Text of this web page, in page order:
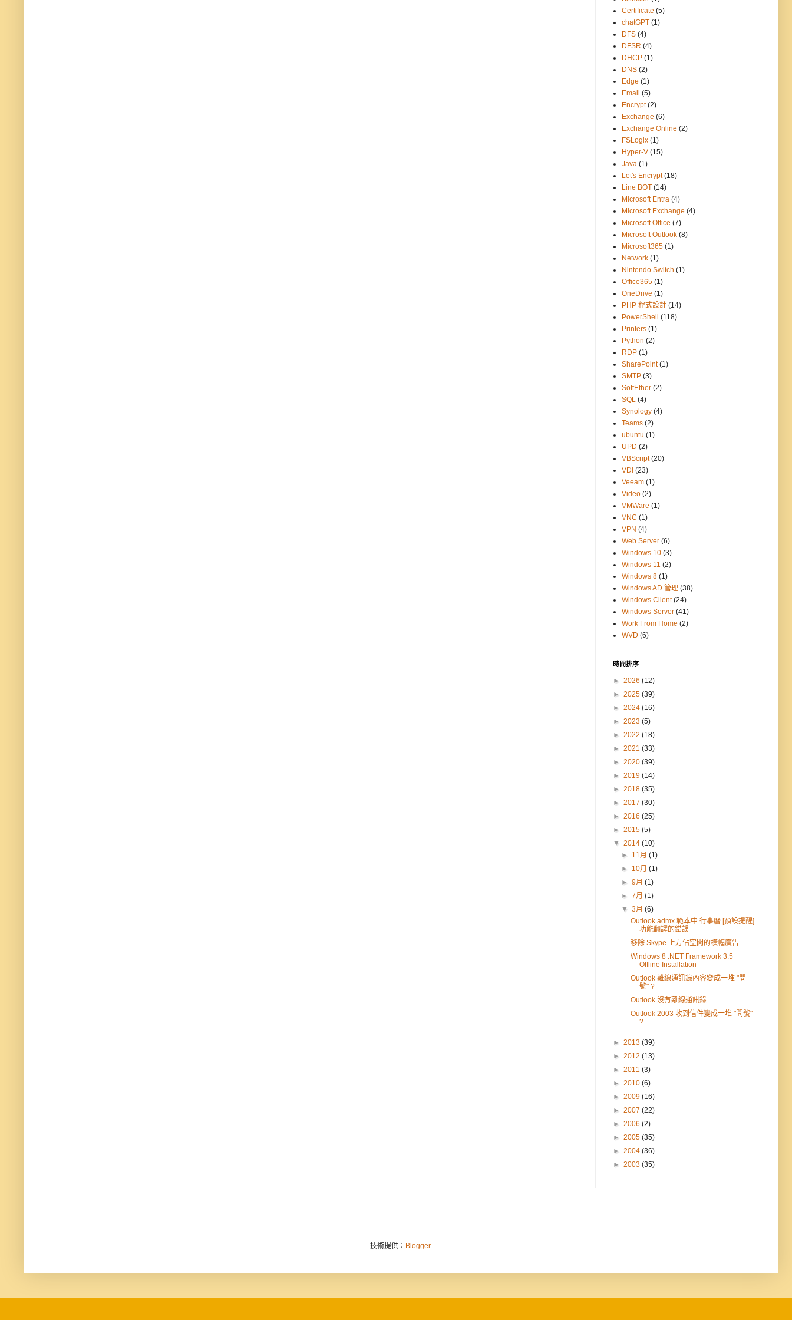
Certificate (5)
chatGPT (1)
DFS (4)
DFSR (4)
DHCP (1)
DNS (2)
Edge (1)
Email (5)
Encrypt (2)
Exchange (6)
Exchange Online (2)
FSLogix (1)
Hyper-V (15)
Java (1)
Let's Encrypt (18)
Line BOT (14)
Microsoft Entra (4)
Microsoft Exchange (4)
Microsoft Office (7)
Microsoft Outlook (8)
Microsoft365 (1)
Network (1)
Nintendo Switch (1)
Office365 (1)
OneDrive (1)
PHP 程式設計 (14)
PowerShell
(118)
Printers (1)
Python (2)
RDP (1)
SharePoint (1)
SMTP (3)
SoftEther (2)
SQL (4)
Synology (4)
Teams (2)
ubuntu (1)
UPD (2)
VBScript (20)
VDI (23)
Veeam (1)
Video (2)
VMWare (1)
VNC (1)
VPN (4)
Web Server (6)
Windows 10 (3)
Windows 11 (2)
Windows 8 (1)
Windows AD 管理 (38)
Windows Client (24)
Windows Server (41)
Work From Home (2)
WVD (6)
時間排序
► 2026 (12)
► 2025 (39)
► 2024 (16)
► 2023 (5)
► 2022 (18)
► 2021 (33)
► 2020 (39)
► 2019 (14)
► 2018 (35)
► 2017 (30)
► 2016 (25)
► 2015 (5)
▼ 2014 (10)
► 11月(1)
► 10月(1)
►9月(1)
►7月(1)
▼3月(6)
Outlook admx 範本中 行事曆 [預設提醒]
功能翻譯的錯誤
移除 Skype 上方佔空間的橫幅廣告
Windows 8 .NET Framework 3.5
Offline Installation
Outlook 離線通訊錄內容變成一堆 "問
號" ?
Outlook 沒有離線通訊錄
Outlook 2003 收到信件變成一堆 "問號"
?
► 2013 (39)
► 2012 (13)
► 2011 (3)
► 2010 (6)
► 2009 (16)
► 2007 (22)
► 2006 (2)
► 2005 (35)
► 2004 (36)
► 2003 (35)
技術提供： Blogger.